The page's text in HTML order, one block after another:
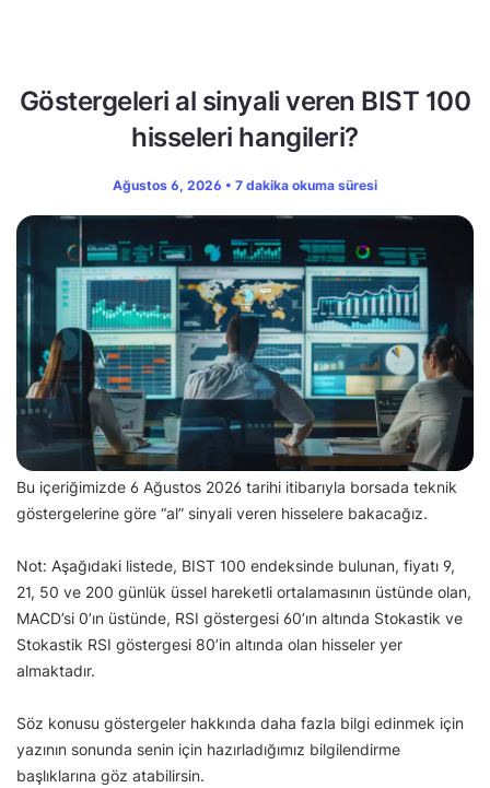
Göstergeleri al sinyali veren BIST 100
hisseleri hangileri?
Ağustos 6, 2026 • 7 dakika okuma süresi
Bu içeriğimizde 6 Ağustos 2026 tarihi itibarıyla borsada teknik
göstergelerine göre “al” sinyali veren hisselere bakacağız.
Not: Aşağıdaki listede, BIST 100 endeksinde bulunan, fiyatı 9,
21, 50 ve 200 günlük üssel hareketli ortalamasının üstünde olan,
MACD’si 0’ın üstünde, RSI göstergesi 60’ın altında Stokastik ve
Stokastik RSI göstergesi 80’in altında olan hisseler yer
almaktadır.
Söz konusu göstergeler hakkında daha fazla bilgi edinmek için
yazının sonunda senin için hazırladığımız bilgilendirme
başlıklarına göz atabilirsin.